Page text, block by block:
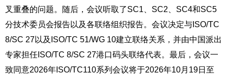
叉重叠的问题。随后，会议听取了SC1 SC2 SC4和SC5
分技术委员会报告以及各联络组织报告。会议决定与 ISO/TC
8/SC 27以及 ISO/TC 51/WG 10建立联络关系，并由中国派出
专家担任 ISO/TC 8/SC 27港口码头联络代表。最后，会议一
致同意2026年 ISO/TC110系列会议将于2026年10月 19日至